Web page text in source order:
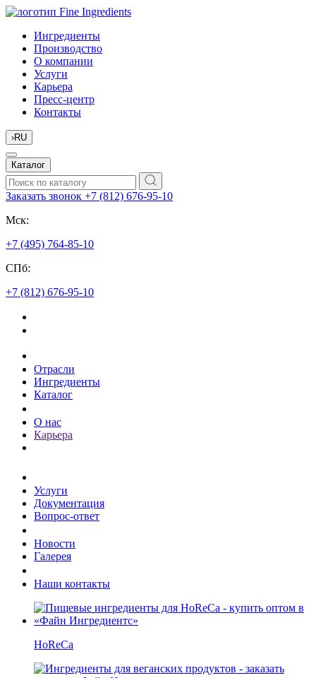
Ингредиенты
Производство
О компании
Услуги
Карьера
Пресс-центр
Контакты
›RU
Каталог
Заказать звонок +7 (812) 676-95-10
Мск:
+7 (495) 764-85-10
СПб:
+7 (812) 676-95-10
Отрасли
Ингредиенты
Каталог
О нас
Карьера
Услуги
Документация
Вопрос-ответ
Новости
Галерея
Наши контакты
HoReCa